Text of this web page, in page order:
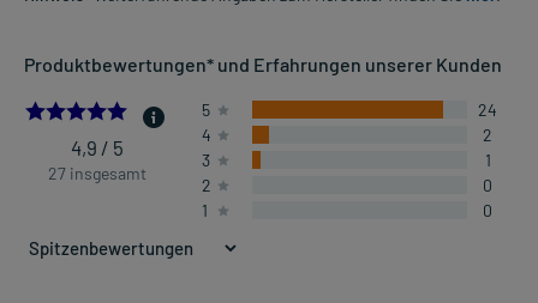
Produktbewertungen* und Erfahrungen unserer Kunden
4.851851851851852
4,9 / 5
27 insgesamt
5
24
4
2
3
1
2
0
1
0